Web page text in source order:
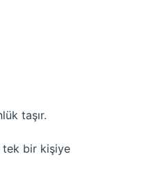
taşır.
tek bir kişiye